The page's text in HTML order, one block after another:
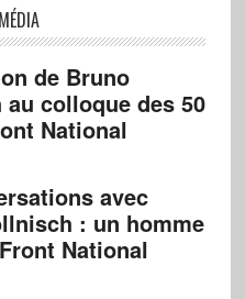
de Bruno
colloque des 50
National
avec
: un homme
National